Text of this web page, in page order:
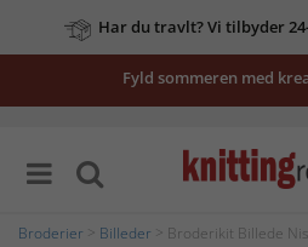
Har du travlt? Vi tilbyder
Fyld sommeren med
Broderier Billeder > Broderikit Billede